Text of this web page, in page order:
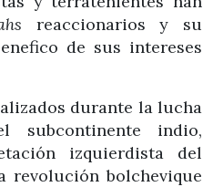
reaccionarios y su
de sus intereses
durante la lucha
subcontinente indio,
izquierdista del
revolución bolchevique